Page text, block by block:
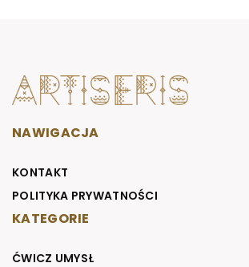
NAWIGACJA
KONTAKT
POLITYKA PRYWATNOŚCI
KATEGORIE
ĆWICZ UMYSŁ